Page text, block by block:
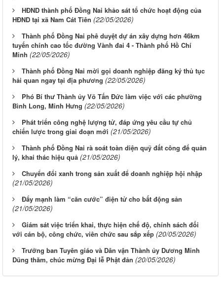
HĐND thành phố Đồng Nai khảo sát tổ chức hoạt động của
HĐND tại xã Nam Cát Tiên (22/05/2026)
Thành phố Đồng Nai phê duyệt dự án xây dựng hơn 46km
tuyến chính cao tốc đường Vành đai 4 - Thành phố Hồ Chí
Minh (22/05/2026)
Thành phố Đồng Nai mời gọi doanh nghiệp đăng ký thủ tục
hải quan ngay tại địa phương (22/05/2026)
Phó Bí thư Thành ủy Võ Tấn Đức làm việc với các phường
Bình Long, Minh Hưng (22/05/2026)
Phát triển công nghệ lượng tử, đáp ứng yêu cầu tự chủ
chiến lược trong giai đoạn mới (21/05/2026)
Thành phố Đồng Nai rà soát toàn diện quỹ đất công để quản
lý, khai thác hiệu quả (21/05/2026)
Chuyển đổi xanh trong sản xuất để doanh nghiệp hội nhập
(21/05/2026)
Ðẩy mạnh làm “căn cước” điện tử cho bất động sản
(21/05/2026)
Giám sát việc triển khai, thực hiện chế độ, chính sách đối
với cán bộ, công chức, viên chức sau sắp xếp (20/05/2026)
Trưởng ban Tuyên giáo và Dân vận Thành ủy Dương Minh
Dũng thăm, chúc mừng Đại lễ Phật đản (20/05/2026)
Từ ngày 03/8/2026 đến ngày 09/8/2026